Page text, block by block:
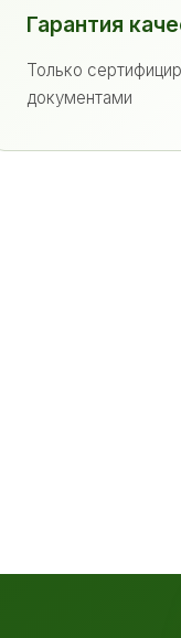
Гарантия
Только
документами